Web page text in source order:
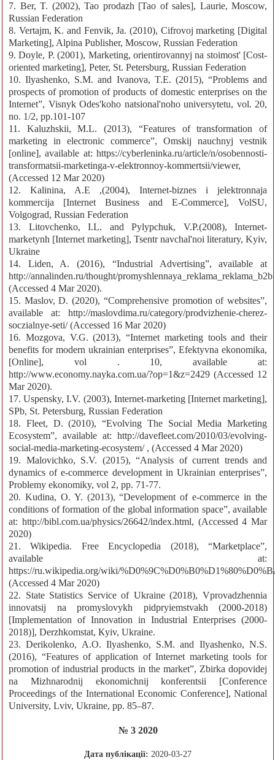
7. Ber, T. (2002), Tao prodazh [Tao of sales], Laurie, Moscow,
Russian Federation
8. Vertajm, K. and Fenvik, Ja. (2010), Cifrovoj marketing [Digital
Marketing], Alpina Publisher, Moscow, Russian Federation
9. Doyle, P. (2001), Marketing, orientirovannyj na stoimost' [Cost-
oriented marketing], Peter, St. Petersburg, Russian Federation
10. Ilyashenko, S.M. and Ivanova, T.E. (2015), “Problems and
prospects of promotion of products of domestic enterprises on the
Internet”, Visnyk Odes'koho natsional'noho universytetu, vol. 20,
no. 1/2, pp.101-107
11. Kaluzhskii, M.L. (2013), “Features of transformation of
marketing in electronic commerce”, Omskij nauchnyj vestnik
[online], available at: https://cyberleninka.ru/article/n/osobennosti-
transformatsii-marketinga-v-elektronnoy-kommertsii/viewer,
(Accessed 12 Mar 2020)
12. Kalinina, A.E ,(2004), Internet-biznes i jelektronnaja
kommercija [Internet Business and E-Commerce], VolSU,
Volgograd, Russian Federation
13. Litovchenko, I.L. and Pylypchuk, V.P.(2008), Internet-
marketynh [Internet marketing], Tsentr navchal'noi literatury, Kyiv,
Ukraine
14. Liden, A. (2016), “Industrial Advertising”, available at
http://annalinden.ru/thought/promyshlennaya_reklama_reklama_b2b
(Accessed 4 Mar 2020).
15. Maslov, D. (2020), “Comprehensive promotion of websites”,
available at: http://maslovdima.ru/category/prodvizhenie-cherez-
soczialnye-seti/ (Accessed 16 Mar 2020)
16. Mozgova, V.G. (2013), “Internet marketing tools and their
benefits for modern ukrainian enterprises”, Efektyvna ekonomika,
[Online], vol . 10, available at:
http://www.economy.nayka.com.ua/?op=1&z=2429 (Accessed 12
Mar 2020).
17. Uspensky, I.V. (2003), Internet-marketing [Internet marketing],
SPb, St. Petersburg, Russian Federation
18. Fleet, D. (2010), “Evolving The Social Media Marketing
Ecosystem”, available at: http://davefleet.com/2010/03/evolving-
social-media-marketing-ecosystem/ , (Accessed 4 Mar 2020)
19. Malovichko, S.V. (2015), “Analysis of current trends and
dynamics of e-commerce development in Ukrainian enterprises”,
Problemy ekonomiky, vol 2, pp. 71-77.
20. Kudina, O. Y. (2013), “Development of e-commerce in the
conditions of formation of the global information space”, available
at: http://bibl.com.ua/physics/26642/index.html, (Accessed 4 Mar
2020)
21. Wikipedia. Free Encyclopedia (2018), “Marketplace”,
available at:
https://ru.wikipedia.org/wiki/
(Accessed 4 Mar 2020)
22. State Statistics Service of Ukraine (2018), Vprovadzhennia
innovatsij na promyslovykh pidpryiemstvakh (2000-2018)
[Implementation of Innovation in Industrial Enterprises (2000-
2018)], Derzhkomstat, Кyiv, Ukraine.
23. Derikolenko, A.O. Ilyashenko, S.M. and Ilyashenko, N.S.
(2016), “Features of application of Internet marketing tools for
promotion of industrial products in the market”, Zbirka dopovidej
na Mizhnarodnij ekonomichnij konferentsii [Conference
Proceedings of the International Economic Conference], National
University, Lviv, Ukraine, pp. 85–87.
№ 3 2020
Дата публікації: 2020-03-27